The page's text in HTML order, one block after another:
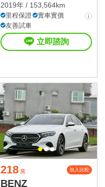
2019年 / 153,564km
里程保證
實車實價
友善試車
立即諮詢
218 萬 加入比較
BENZ